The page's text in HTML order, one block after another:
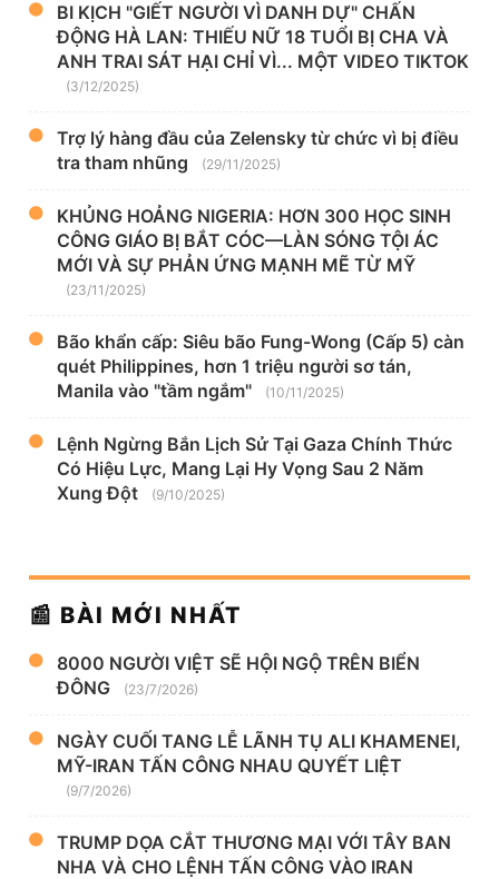
BI KỊCH "GIẾT NGƯỜI VÌ DANH DỰ" CHẤN
ĐỘNG HÀ LAN: THIẾU NỮ 18 TUỔI BỊ CHA VÀ
ANH TRAI SÁT HẠI CHỈ VÌ... MỘT VIDEO TIKTOK
(3/12/2025)
Trợ lý hàng đầu của Zelensky từ chức vì bị điều
tra tham nhũng
(29/11/2025)
KHỦNG HOẢNG NIGERIA: HƠN 300 HỌC SINH
CÔNG GIÁO BỊ BẮT CÓC—LÀN SÓNG TỘI ÁC
MỚI VÀ SỰ PHẢN ỨNG MẠNH MẼ TỪ MỸ
(23/11/2025)
Bão khẩn cấp: Siêu bão Fung-Wong (Cấp 5) càn
quét Philippines, hơn 1 triệu người sơ tán,
Manila vào "tầm ngắm"
(10/11/2025)
Lệnh Ngừng Bắn Lịch Sử Tại Gaza Chính Thức
Có Hiệu Lực, Mang Lại Hy Vọng Sau 2 Năm
Xung Đột
(9/10/2025)
📰 BÀI MỚI NHẤT
8000 NGƯỜI VIỆT SẼ HỘI NGỘ TRÊN BIỂN
ĐÔNG
(23/7/2026)
NGÀY CUỐI TANG LỄ LÃNH TỤ ALI KHAMENEI,
MỸ-IRAN TẤN CÔNG NHAU QUYẾT LIỆT
(9/7/2026)
TRUMP DỌA CẮT THƯƠNG MẠI VỚI TÂY BAN
NHA VÀ CHO LỆNH TẤN CÔNG VÀO IRAN